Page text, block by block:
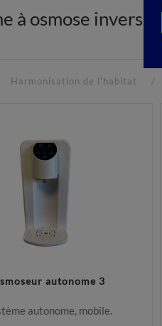
à osmose inverse
Harmonisation de l'habitat
autonome 3
autonome, mobile.